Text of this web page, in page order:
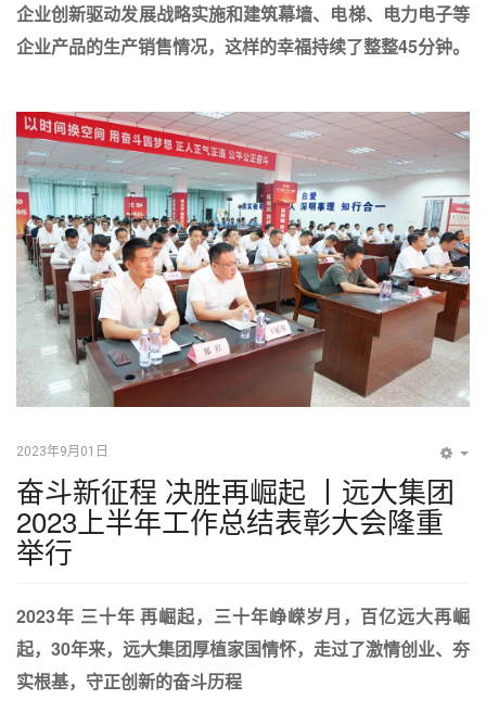
企业创新驱动发展战略实施和建筑幕墙、电梯、电力电子等
企业产品的生产销售情况，这样的幸福持续了整整45分钟。
2023年9月01日
奋斗新征程​ 决胜再崛起 丨远大集团
2023上半年工作总结表彰大会隆重
举行
2023年 三十年 再崛起， 三十年峥嵘岁月，百亿远大再崛
起， 30年来，远大集团厚植家国情怀， 走过了激情创业、夯
实根基， 守正创新的奋斗历程